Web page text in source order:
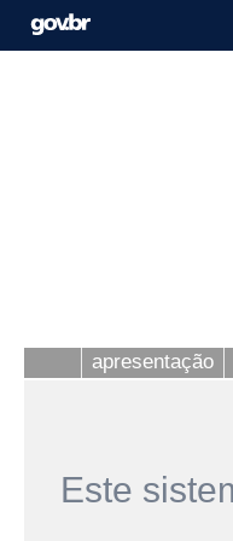
apresentação
Este